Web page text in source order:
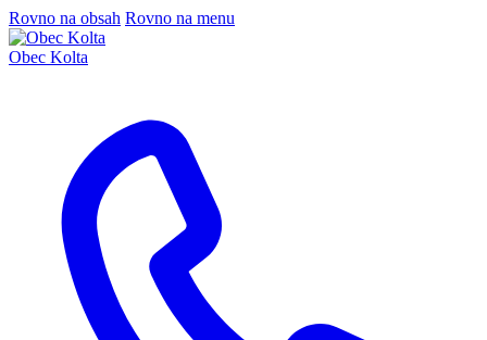
Rovno na obsah Rovno na menu
Obec Kolta